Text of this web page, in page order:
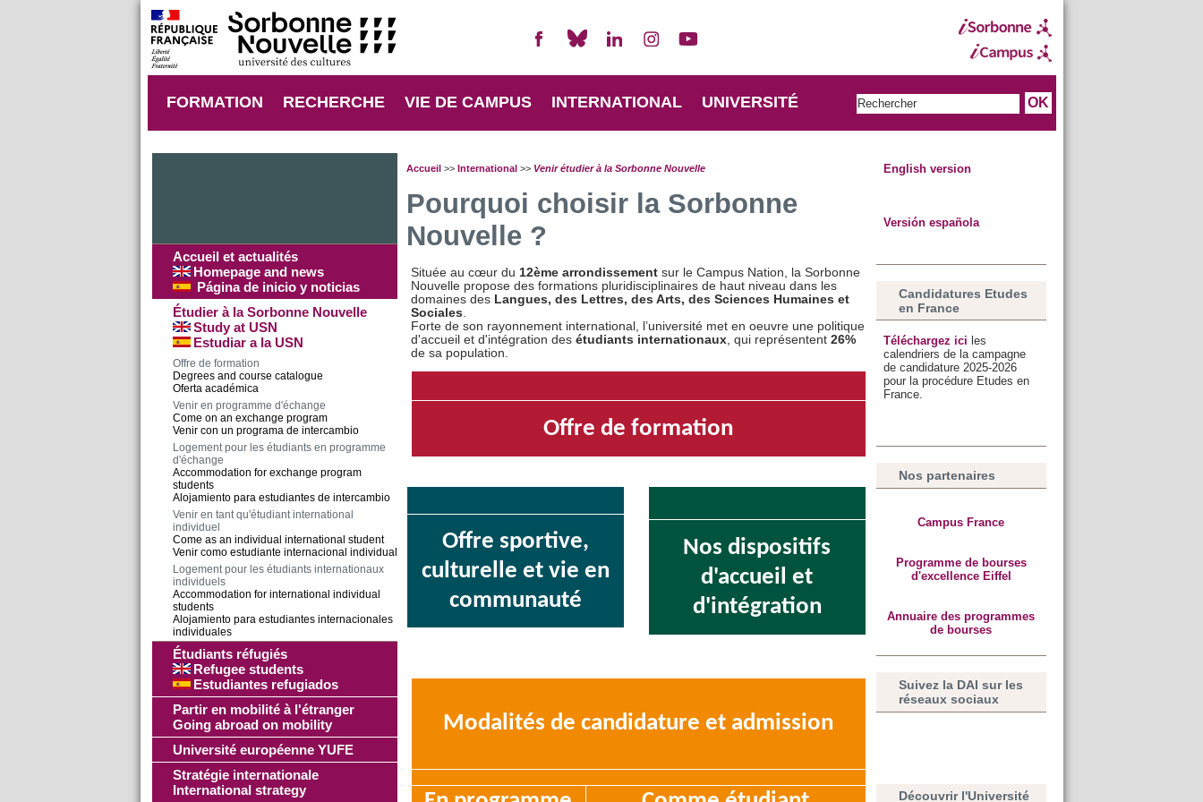
FORMATION RECHERCHE VIE DE CAMPUS INTERNATIONAL UNIVERSITÉ
Accueil et actualités
Homepage and news
Página de inicio y noticias
Étudier à la Sorbonne Nouvelle
Study at USN
Estudiar a la USN
Offre de formation
Degrees and course catalogue
Oferta académica
Venir en programme d'échange
Come on an exchange program
Venir con un programa de intercambio
Logement pour les étudiants en programme
d'échange
Accommodation for exchange program
students
Alojamiento para estudiantes de intercambio
Venir en tant qu'étudiant international
individuel
Come as an individual international student
Venir como estudiante internacional individual
Logement pour les étudiants internationaux
individuels
Accommodation for international individual
students
Alojamiento para estudiantes internacionales
individuales
Étudiants réfugiés
Refugee students
Estudiantes refugiados
Partir en mobilité à l'étranger
Going abroad on mobility
Université européenne YUFE
Stratégie internationale
International strategy
Accueil>> International>> Venir étudier à la Sorbonne Nouvelle
Pourquoi choisir la Sorbonne
Nouvelle ?
Située au cœur du 12ème arrondissementsur le Campus Nation, la Sorbonne
Nouvelle propose des formations pluridisciplinaires de haut niveau dans les
domaines des Langues, des Lettres, des Arts, des Sciences Humaines et
Sociales.
Forte de son rayonnement international, l’université met en oeuvre une politique
d'accueil et d'intégration des étudiants internationaux, qui représentent 26%
de sa population.
Offre de formation
Offre sportive,
culturelle et vie en
communauté
Nos dispositifs
d'accueil et
d'intégration
Modalités de candidature et admission
English version
Versión española
Candidatures Etudes
en France
Téléchargez ici les
calendriers de la campagne
de candidature 2025-2026
pour la procédure Etudes en
France.
Nos partenaires
Campus France
Programme de bourses
d'excellence Eiffel
Annuaire des programmes
de bourses
Suivez la DAI sur les
réseaux sociaux
Découvrir l'Université